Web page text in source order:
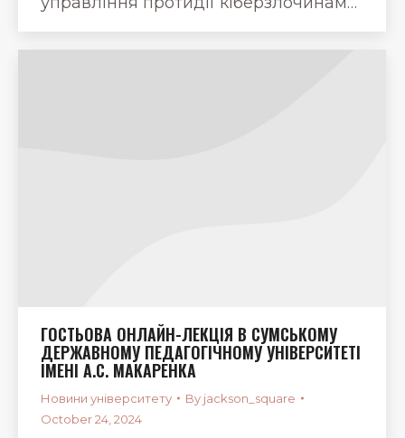
ГОСТЬОВА ОНЛАЙН-ЛЕКЦІЯ В СУМСЬКОМУ
ДЕРЖАВНОМУ ПЕДАГОГІЧНОМУ УНІВЕРСИТЕТІ
ІМЕНІ А.С. МАКАРЕНКА
Новини університету By jackson_square
October 24, 2024